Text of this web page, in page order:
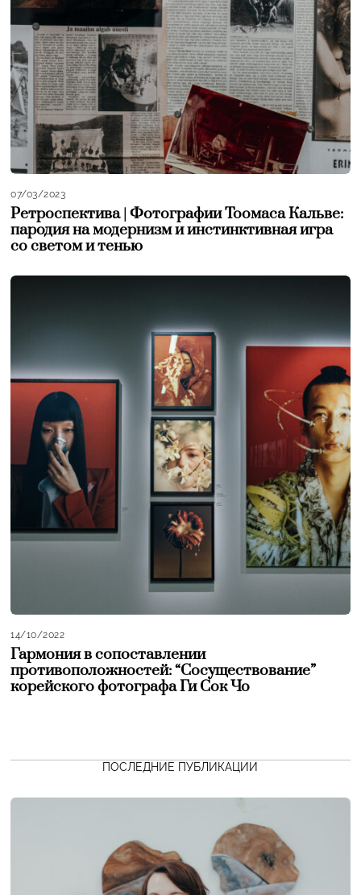
07/03/2023
Ретроспектива | Фотографии Тоомаса Кальве:
пародия на модернизм и инстинктивная игра
со светом и тенью
14/10/2022
Гармония в сопоставлении
противоположностей: “Сосуществование”
корейского фотографа Ги Сок Чо
ПОСЛЕДНИЕ ПУБЛИКАЦИИ